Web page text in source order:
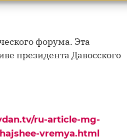
форума. Эта
президента Давосского
ru-article-mg-
vremya.html